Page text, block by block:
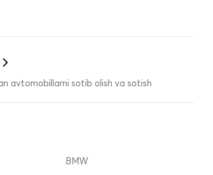
avtomobillarni sotib olish va sotish
BMW